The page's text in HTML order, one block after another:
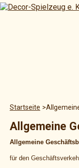
Startseite
Allgemeine
Allgemeine
für den